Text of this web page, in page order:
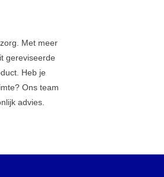
Met meer
gereviseerde
Heb je
Ons team
advies.